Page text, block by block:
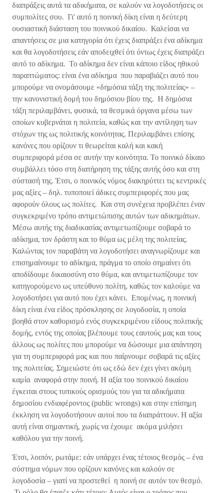
διαπράξεις αυτά τα αδικήματα, σε καλούν να λογοδοτήσεις οι
συμπολίτες σου. Γι' αυτό η ποινική δίκη είναι η δεύτερη
ουσιαστική διάσταση του ποινικού δικαίου. Καλείσαι να
απαντήσεις σε μια κατηγορία ότι έχεις διαπράξει ένα αδίκημα
και θα λογοδοτήσεις εάν αποδειχθεί ότι όντως έχεις διαπράξει
αυτό το αδίκημα. Το αδίκημα δεν είναι κάποιο είδος ηθικού
παραπτώματος: είναι ένα αδίκημα που παραβιάζει αυτό που
μπορούμε να ονομάσουμε «δημόσια τάξη της πολιτείας» –
την κανονιστική δομή του δημόσιου βίου της. Η δημόσια
τάξη περιλαμβάνει, φυσικά, τα θεσμικά όργανα μέσω των
οποίων κυβερνάται η πολιτεία, καθώς και την αντίληψη των
στόχων της ως πολιτικής κοινότητας. Περιλαμβάνει επίσης
κανόνες που ορίζουν τι θεωρείται καλή και κακή
συμπεριφορά μέσα σε αυτήν την κοινότητα. Το ποινικό δίκαιο
συμβάλλει τόσο στη διατήρηση της τάξης αυτής όσο και στη
σύστασή της. Έτσι, ο ποινικός νόμος διακηρύττει τις κεντρικές
μας αξίες – δηλ. τυποποιεί άδικες συμπεριφορές που μας
αφορούν όλους ως πολίτες. Και στη συνέχεια προβλέπει έναν
συγκεκριμένο τρόπο αντιμετώπισης αυτών των αδικημάτων.
Μέσω αυτής της διαδικασίας αντιμετωπίζουμε σοβαρά το
αδίκημα, τον δράστη και το θύμα ως μέλη της πολιτείας.
Καλώντας τον παραβάτη να λογοδοτήσει αναγνωρίζουμε και
επισημαίνουμε το αδίκημα, πράγμα το οποίο σημαίνει ότι
αποδίδουμε δικαιοσύνη στο θύμα, και αντιμετωπίζουμε τον
κατηγορούμενο ως υπεύθυνο πολίτη, καθώς τον καλούμε να
λογοδοτήσει για αυτό που έχει κάνει. Επομένως, η ποινική
δίκη είναι ένα είδος πρόσκλησης σε λογοδοσία, η οποία
βοηθά στον καθορισμό ενός συγκεκριμένου είδους πολιτικής
δομής, εντός της οποίας βλέπουμε τους εαυτούς μας και τους
άλλους ως πολίτες που μπορούμε να δώσουμε μια απάντηση
για τη συμπεριφορά μας και που παίρνουμε σοβαρά τις αξίες
της πολιτείας. Σημειώστε ότι ως εδώ δεν έχει γίνει ακόμη
καμία αναφορά στην ποινή. Η αξία του ποινικού δικαίου
έγκειται στους τυπικούς ορισμούς του για τα αδικήματα
δημοσίου ενδιαφέροντος (public wrongs) και στην επίσημη
έκκληση να λογοδοτήσουν αυτοί που τα διαπράττουν. Η αξία
αυτή είναι σημαντική, χωρίς να έχουμε ακόμα μιλήσει
καθόλου για την ποινή.
Έτσι, λοιπόν, ρωτάμε: εάν υπάρχει ένας τέτοιος θεσμός – ένα
σύστημα νόμων που ορίζουν κανόνες και καλούν σε
λογοδοσία – γιατί να προστεθεί η ποινή σε αυτόν τον θεσμό.